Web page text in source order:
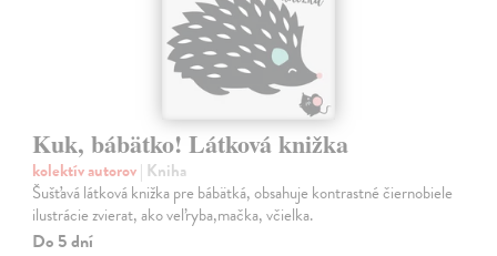
Kuk, bábätko! Látková knižka
kolektív autorov| Kniha
Šušťavá látková knižka pre bábätká, obsahuje kontrastné čiernobiele
ilustrácie zvierat, ako veľryba,mačka, včielka.
Do 5 dní